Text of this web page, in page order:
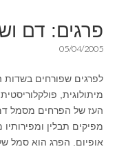
פרגים: דם
05/04/2005
לפרגים שפורחים בשדות
מיתולוגית,
העז של הפרחים מסמל דם
מפיקים תבלין
אופיום. הפרג הוא סמל